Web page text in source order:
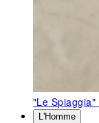
"Le Spiaggia"
L'Homme